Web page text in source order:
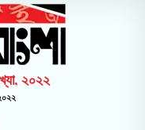
২০২২